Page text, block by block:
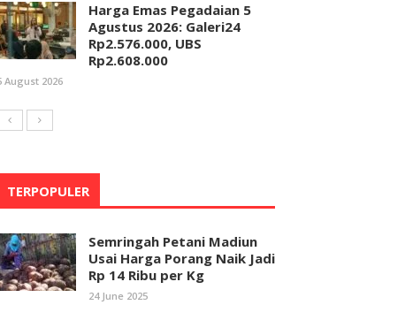
Harga Emas Pegadaian 5
Agustus 2026: Galeri24
Rp2.576.000, UBS
Rp2.608.000
August 2026
TERPOPULER
Semringah Petani Madiun
Usai Harga Porang Naik Jadi
Rp 14 Ribu per Kg
24 June 2025